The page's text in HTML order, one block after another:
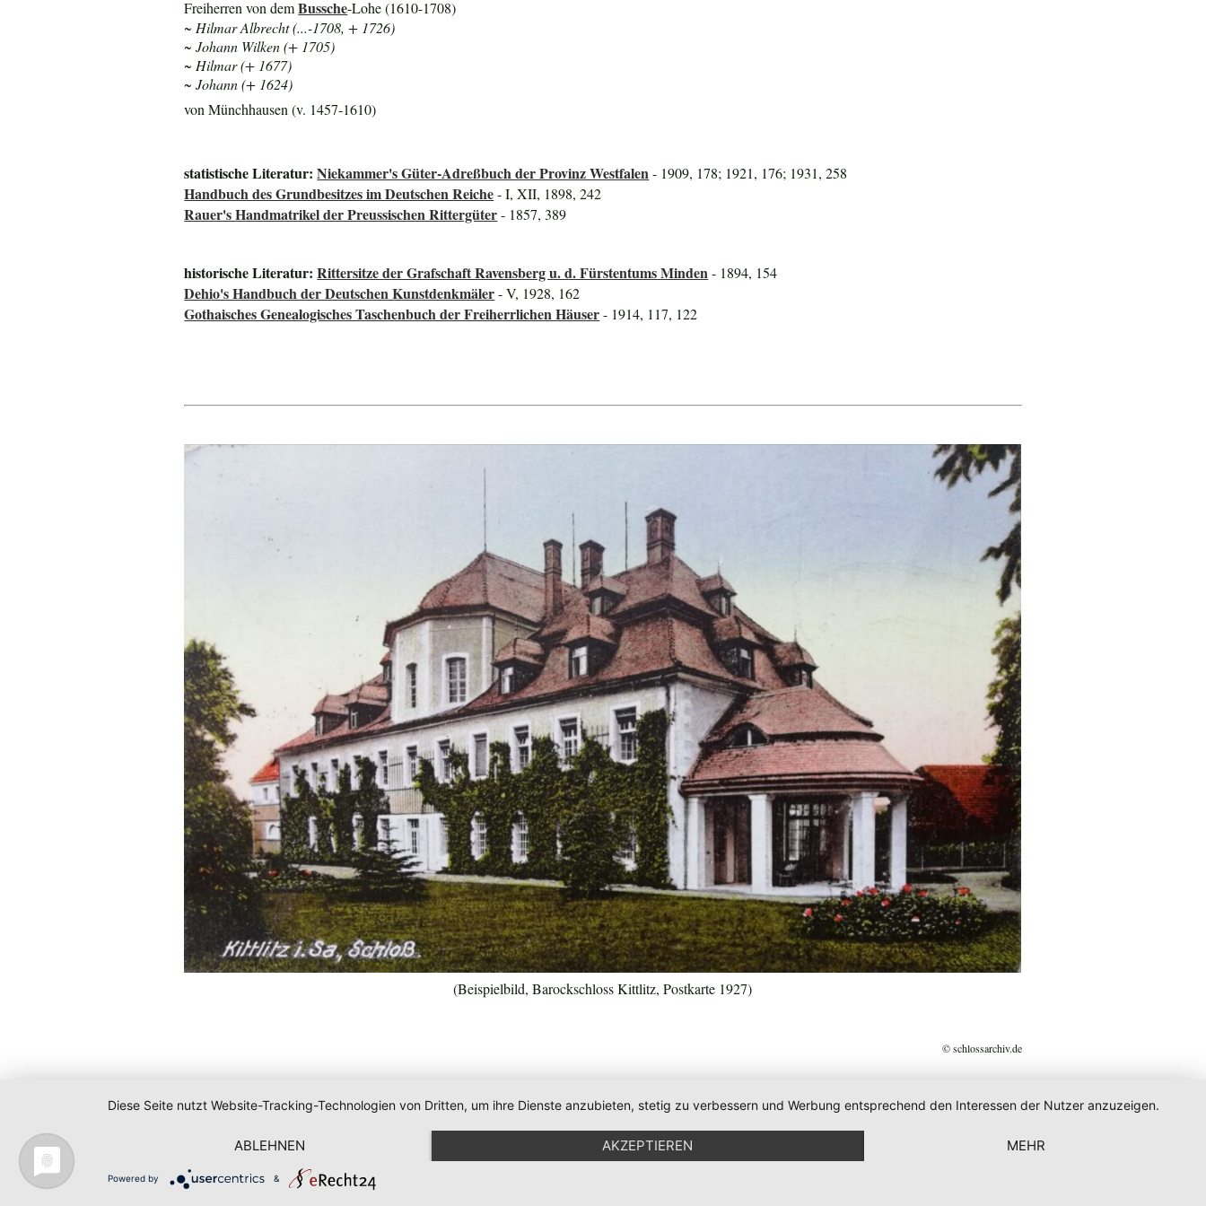
Freiherren von demBussche-Lohe (1610-1708)
~ Hilmar Albrecht (...-1708, + 1726)
~ Johann Wilken (+ 1705)
~ Hilmar (+ 1677)
~ Johann (+ 1624)
von Münchhausen (v. 1457-1610)
statistische Literatur:Niekammer's Güter-Adreßbuch der Provinz Westfalen - 1909, 178; 1921, 176; 1931, 258
Handbuch des Grundbesitzes im Deutschen Reiche- I, XII, 1898, 242
Rauer's Handmatrikel der Preussischen Rittergüter- 1857, 389
historische Literatur:Rittersitze der Grafschaft Ravensberg u. d. Fürstentums Minden - 1894, 154
Dehio's Handbuch der Deutschen Kunstdenkmäler- V, 1928, 162
Gothaisches Genealogisches Taschenbuch der Freiherrlichen Häuser- 1914, 117, 122
(Beispielbild, Barockschloss Kittlitz, Postkarte 1927)
© schlossarchiv.de
Diese Seite nutzt Website-Tracking-Technologien von Dritten, um ihre Dienste anzubieten, stetig zu verbessern und Werbung entsprechend den Interessen der Nutzer anzuzeigen.
ABLEHNEN AKZEPTIEREN MEHR
Powered by &